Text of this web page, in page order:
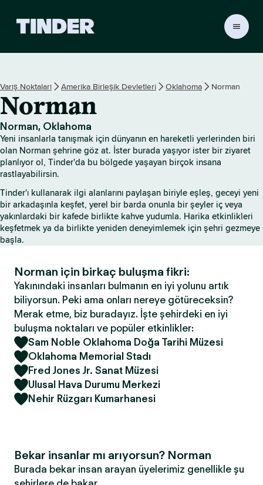
r
S
a
y
Varış Noktaları Amerika Birleşik Devletleri Oklahoma Norman
Norman
Norman, Oklahoma
Yeni insanlarla tanışmak için dünyanın en hareketli yerlerinden biri
olan Norman şehrine göz at. İster burada yaşıyor ister bir ziyaret
planlıyor ol, Tinder'da bu bölgede yaşayan birçok insana
rastlayabilirsin.
Tinder'ı kullanarak ilgi alanlarını paylaşan biriyle eşleş, geceyi yeni
bir arkadaşınla keşfet, yerel bir barda onunla bir şeyler iç veya
yakınlardaki bir kafede birlikte kahve yudumla. Harika etkinlikleri
keşfetmek ya da birlikte yeniden deneyimlemek için şehri gezmeye
başla.
Norman için birkaç buluşma fikri:
Yakınındaki insanları bulmanın en iyi yolunu artık
biliyorsun. Peki ama onları nereye götüreceksin?
Merak etme, biz buradayız. İşte şehirdeki en iyi
buluşma noktaları ve popüler etkinlikler:
Sam Noble Oklahoma Doğa Tarihi Müzesi
Oklahoma Memorial Stadı
Fred Jones Jr. Sanat Müzesi
Ulusal Hava Durumu Merkezi
Nehir Rüzgarı Kumarhanesi
Bekar insanlar mı arıyorsun? Norman
Burada bekar insan arayan üyelerimiz genellikle şu